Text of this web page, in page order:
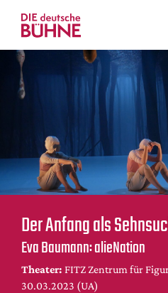
Schauspiel
Musiktheater
Crossover
Bühnenwelt
Festivals & Veranstaltungen
Menschen & Theater
Themen
Internationales
Nachrufe
Der Anfang als
Eva Baumann: alieNation
Theater: FITZ Zentrum für
30.03.2023 (UA)